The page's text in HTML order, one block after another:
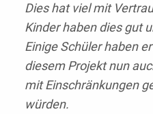
Dies hat viel mit
Kinder haben dies gut
Einige Schüler haben
diesem Projekt nun
mit Einschränkungen
würden.